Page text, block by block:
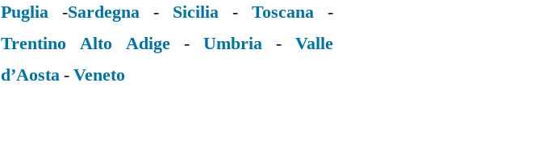
Puglia -Sardegna- Sicilia- Toscana-
Trentino Alto Adige- Umbria- Valle
d’Aosta-Veneto